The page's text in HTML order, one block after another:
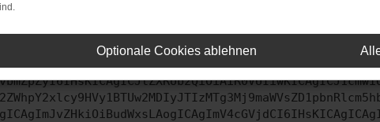
uns bitte. Wir werden versuchen, das Problem zu
Optionale Cookies ablehnen